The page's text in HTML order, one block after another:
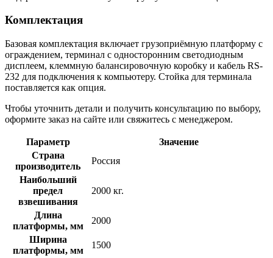
Комплектация
Базовая комплектация включает грузоприёмную платформу с
ограждением, терминал с односторонним светодиодным
дисплеем, клеммную балансировочную коробку и кабель RS-
232 для подключения к компьютеру. Стойка для терминала
поставляется как опция.
Чтобы уточнить детали и получить консультацию по выбору,
оформите заказ на сайте или свяжитесь с менеджером.
Параметр
Значение
Страна
производитель
Россия
Наибольший
предел
взвешивания
2000 кг.
Длина
платформы, мм
2000
Ширина
платформы, мм
1500